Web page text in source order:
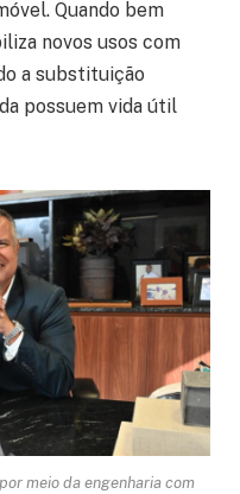
Quando bem
novos usos com
a substituição
possuem vida útil
meio da engenharia com